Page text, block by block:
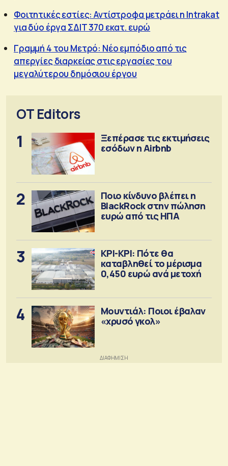
Φοιτητικές εστίες: Αντίστροφα μετράει η Intrakat
για δύο έργα ΣΔΙΤ 370 εκατ. ευρώ
Γραμμή 4 του Μετρό: Νέο εμπόδιο από τις
απεργίες διαρκείας στις εργασίες του
μεγαλύτερου δημόσιου έργου
OT Editors
1
Ξεπέρασε τις εκτιμήσεις
εσόδων η Airbnb
2
Ποιο κίνδυνο βλέπει η
BlackRock στην πώληση
ευρώ από τις ΗΠΑ
3
ΚΡΙ-ΚΡΙ: Πότε θα
καταβληθεί το μέρισμα
0,450 ευρώ ανά μετοχή
4
Μουντιάλ: Ποιοι έβαλαν
«χρυσό γκολ»